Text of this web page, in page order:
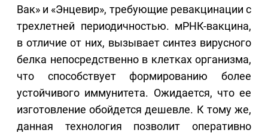
Вак» и «Энцевир», требующие ревакцинации с
трехлетней периодичностью. мРНК-вакцина,
в отличие от них, вызывает синтез вирусного
белка непосредственно в клетках организма,
что способствует формированию более
устойчивого иммунитета. Ожидается, что ее
изготовление обойдется дешевле. К тому же,
данная технология позволит оперативно